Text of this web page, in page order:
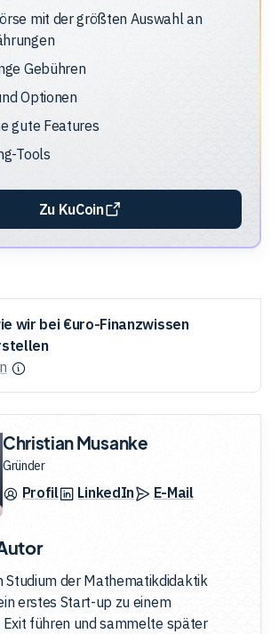
mit der größten Auswahl an
Gebühren
Optionen
gute Features
Tools
Zu KuCoin
wir bei €uro-Finanzwissen
Christian Musanke
Gründer
Profil LinkedIn E-Mail
Studium der Mathematikdidaktik
erstes Start-up zu einem
führen und sammelte später